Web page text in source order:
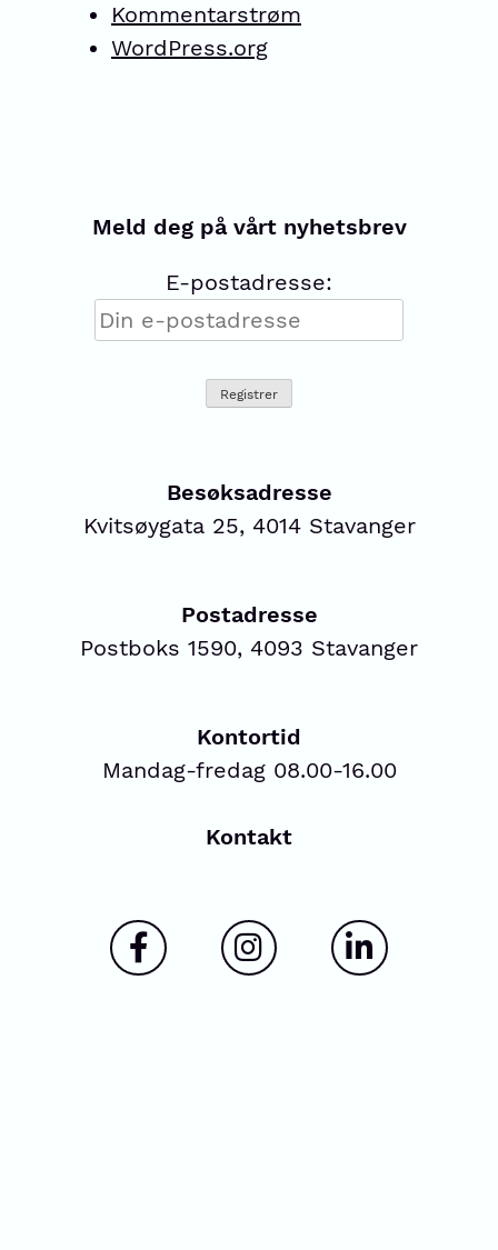
Kommentarstrøm
WordPress.org
Meld deg på vårt nyhetsbrev
E-postadresse:
Besøksadresse
Kvitsøygata 25, 4014 Stavanger
Postadresse
Postboks 1590, 4093 Stavanger
Kontortid
Mandag-fredag 08.00-16.00
Kontakt